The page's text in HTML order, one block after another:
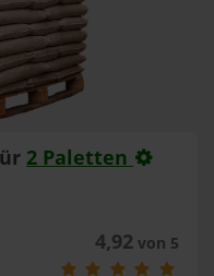
2 Paletten
4,92von 5